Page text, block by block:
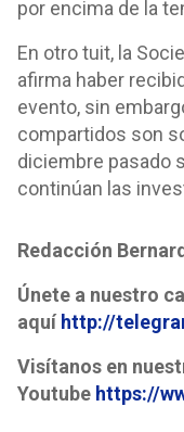
por encima de la
En otro tuit, la
afirma haber
evento, sin
compartidos son
diciembre pasado
continúan las
Redacción
Únete a nuestro
aquí http://
Visítanos en
Youtube https://